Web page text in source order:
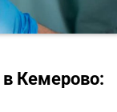
в Кемерово: